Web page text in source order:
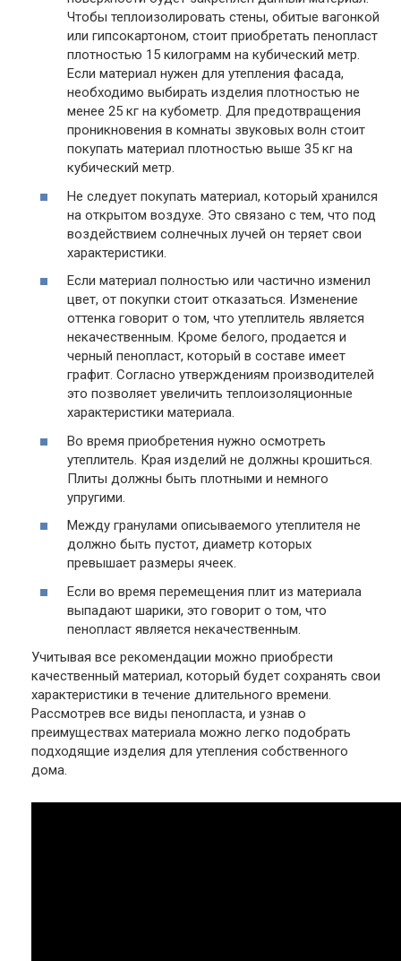
Чтобы теплоизолировать стены, обитые вагонкой
или гипсокартоном, стоит приобретать пенопласт
плотностью 15 килограмм на кубический метр.
Если материал нужен для утепления фасада,
необходимо выбирать изделия плотностью не
менее 25 кг на кубометр. Для предотвращения
проникновения в комнаты звуковых волн стоит
покупать материал плотностью выше 35 кг на
кубический метр.
Не следует покупать материал, который хранился
на открытом воздухе. Это связано с тем, что под
воздействием солнечных лучей он теряет свои
характеристики.
Если материал полностью или частично изменил
цвет, от покупки стоит отказаться. Изменение
оттенка говорит о том, что утеплитель является
некачественным. Кроме белого, продается и
черный пенопласт, который в составе имеет
графит. Согласно утверждениям производителей
это позволяет увеличить теплоизоляционные
характеристики материала.
Во время приобретения нужно осмотреть
утеплитель. Края изделий не должны крошиться.
Плиты должны быть плотными и немного
упругими.
Между гранулами описываемого утеплителя не
должно быть пустот, диаметр которых
превышает размеры ячеек.
Если во время перемещения плит из материала
выпадают шарики, это говорит о том, что
пенопласт является некачественным.
Учитывая все рекомендации можно приобрести
качественный материал, который будет сохранять свои
характеристики в течение длительного времени.
Рассмотрев все виды пенопласта, и узнав о
преимуществах материала можно легко подобрать
подходящие изделия для утепления собственного
дома.